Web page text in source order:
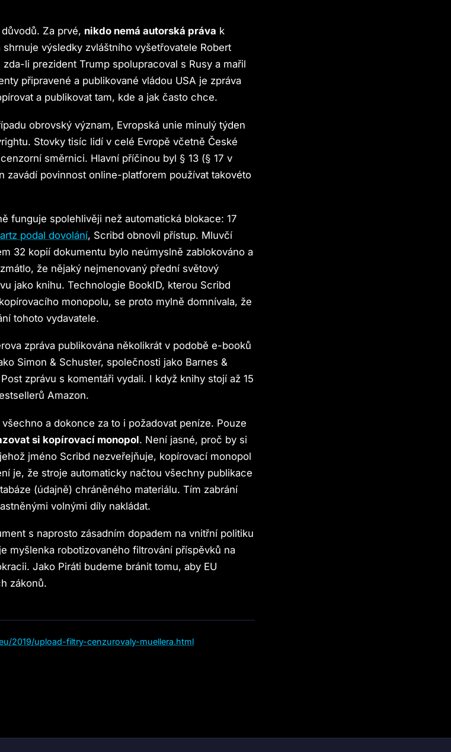
Za prvé, nikdo nemá autorská práva k
výsledky zvláštního vyšetřovatele Robert
li prezident Trump spolupracoval s Rusy a mařil
připravené a publikované vládou USA je zpráva
a publikovat tam, kde a jak často chce.
obrovský význam, Evropská unie minulý týden
Stovky tisíc lidí v celé Evropě včetně České
směrnici. Hlavní příčinou byl § 13 (§ 17 v
zavádí povinnost online-platforem používat takovéto
funguje spolehlivěji než automatická blokace: 17
podal dovolání, Scribd obnovil přístup. Mluvčí
32 kopií dokumentu bylo neúmyslně zablokováno a
že nějaký nejmenovaný přední světový
jako knihu. Technologie BookID, kterou Scribd
monopolu, se proto mylně domnívala, že
tohoto vydavatele.
zpráva publikována několikrát v podobě e-booků
Simon & Schuster, společnosti jako Barnes &
zprávu s komentáři vydali. I když knihy stojí až 15
Amazon.
a dokonce za to i požadovat peníze. Pouze
si kopírovací monopol. Není jasné, proč by si
jméno Scribd nezveřejňuje, kopírovací monopol
je, že stroje automaticky načtou všechny publikace
(údajně) chráněného materiálu. Tím zabrání
volnými díly nakládat.
s naprosto zásadním dopadem na vnitřní politiku
myšlenka robotizovaného filtrování příspěvků na
Jako Piráti budeme bránit tomu, aby EU
zákonů.
2019/upload-filtry-cenzurovaly-muellera.html